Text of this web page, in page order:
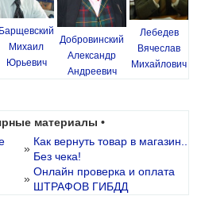
Барщевский
Михаил
Юрьевич
Добровинский
Александр
Андреевич
Лебедев
Вячеслав
Михайлович
материалы •
»
Как вернуть товар в магазин..
Без чека!
»
Онлайн проверка и оплата
ШТРАФОВ ГИБДД